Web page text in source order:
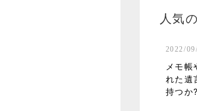
人気
2022/
メモ
れた遺
持つか?